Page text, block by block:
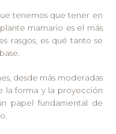
tenemos que tener en
mamario es el más
rasgos, es qué tanto se
desde más moderadas
la forma y la proyección
papel fundamental de